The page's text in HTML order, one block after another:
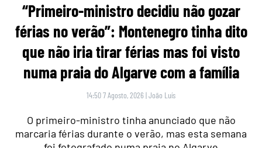
“Primeiro-ministro decidiu não gozar
férias no verão”: Montenegro tinha dito
que não iria tirar férias mas foi visto
numa praia do Algarve com a família
14:50 7 Agosto, 2026 |João Luís
O primeiro-ministro tinha anunciado que não
marcaria férias durante o verão, mas esta semana